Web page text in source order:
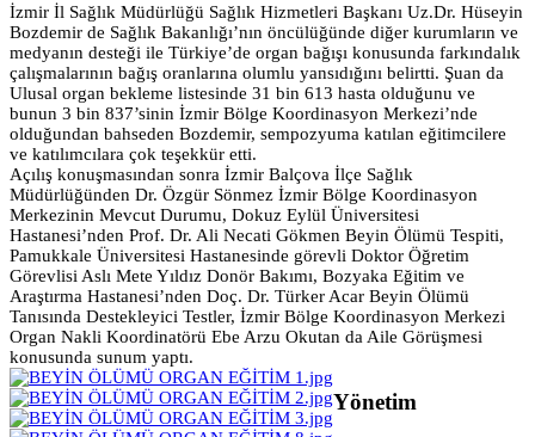
İzmir İl Sağlık Müdürlüğü Sağlık Hizmetleri Başkanı Uz.Dr. Hüseyin
Bozdemir de Sağlık Bakanlığı’nın öncülüğünde diğer kurumların ve
medyanın desteği ile Türkiye’de organ bağışı konusunda farkındalık
çalışmalarının bağış oranlarına olumlu yansıdığını belirtti. Şuan da
Ulusal organ bekleme listesinde 31 bin 613 hasta olduğunu ve
bunun 3 bin 837’sinin İzmir Bölge Koordinasyon Merkezi’nde
olduğundan bahseden Bozdemir, sempozyuma katılan eğitimcilere
ve katılımcılara çok teşekkür etti.
Açılış konuşmasından sonra İzmir Balçova İlçe Sağlık
Müdürlüğünden Dr. Özgür Sönmez İzmir Bölge Koordinasyon
Merkezinin Mevcut Durumu, Dokuz Eylül Üniversitesi
Hastanesi’nden Prof. Dr. Ali Necati Gökmen Beyin Ölümü Tespiti,
Pamukkale Üniversitesi Hastanesinde görevli Doktor Öğretim
Görevlisi Aslı Mete Yıldız Donör Bakımı, Bozyaka Eğitim ve
Araştırma Hastanesi’nden Doç. Dr. Türker Acar Beyin Ölümü
Tanısında Destekleyici Testler, İzmir Bölge Koordinasyon Merkezi
Organ Nakli Koordinatörü Ebe Arzu Okutan da Aile Görüşmesi
konusunda sunum yaptı.
Yönetim